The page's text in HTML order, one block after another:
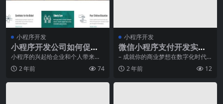
小程序开发
小程序开发公司如何促进
用户粘性和活跃度？
小程序的兴起给企业和个人带来了
全新的市场机遇，但同时也带来了
激烈的竞争。如何让用
2 年前 74
小程序开发
微信小程序支付开发实战
经验分享
– 成就你的商业梦想在数字化时代
的浪潮下，移动支付正成为人们日
常生活中不可或缺的
2 年前 12